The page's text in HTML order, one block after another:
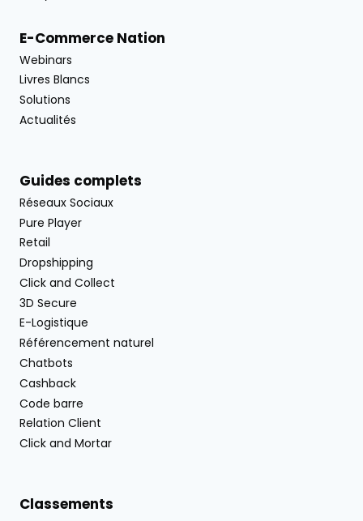
E-Commerce Nation
Webinars
Livres Blancs
Solutions
Actualités
Guides complets
Réseaux Sociaux
Pure Player
Retail
Dropshipping
Click and Collect
3D Secure
E-Logistique
Référencement naturel
Chatbots
Cashback
Code barre
Relation Client
Click and Mortar
Classements